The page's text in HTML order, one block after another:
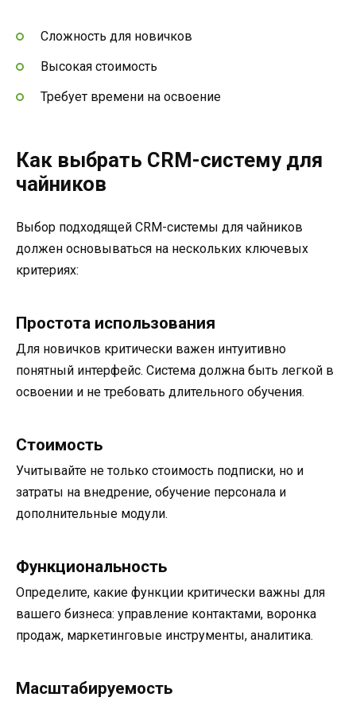
Сложность для новичков
Высокая стоимость
Требует времени на освоение
Как выбрать CRM-систему для
чайников
Выбор подходящей CRM-системы для чайников
должен основываться на нескольких ключевых
критериях:
Простота использования
Для новичков критически важен интуитивно
понятный интерфейс. Система должна быть легкой в
освоении и не требовать длительного обучения.
Стоимость
Учитывайте не только стоимость подписки, но и
затраты на внедрение, обучение персонала и
дополнительные модули.
Функциональность
Определите, какие функции критически важны для
вашего бизнеса: управление контактами, воронка
продаж, маркетинговые инструменты, аналитика.
Масштабируемость